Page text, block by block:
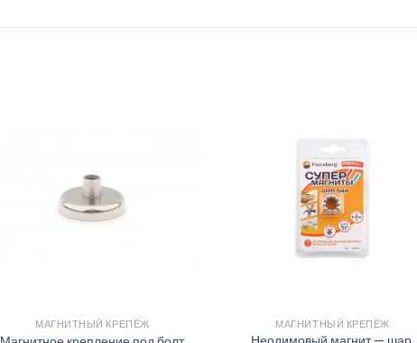
МАГНИТНЫЙ КРЕПЁЖ МАГНИТНЫЙ КРЕПЁЖ
Неодимовый магнит — шар,